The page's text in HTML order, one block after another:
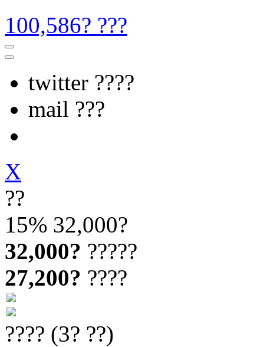
100,586? ???
twitter ????
mail ???
X
??
15% 32,000?
32,000? ?????
27,200? ????
???? (3? ??)